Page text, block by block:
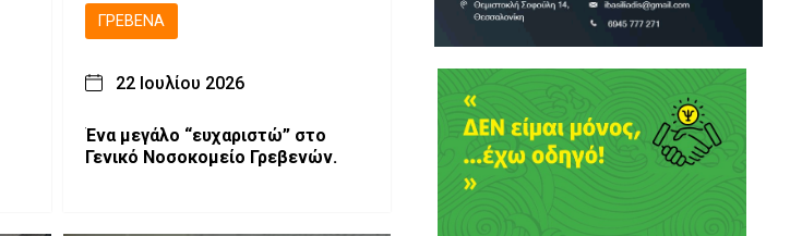
ΓΡΕΒΕΝΆ
22 Ιουλίου 2026
Ένα μεγάλο “ευχαριστώ” στο
Γενικό Νοσοκομείο Γρεβενών.